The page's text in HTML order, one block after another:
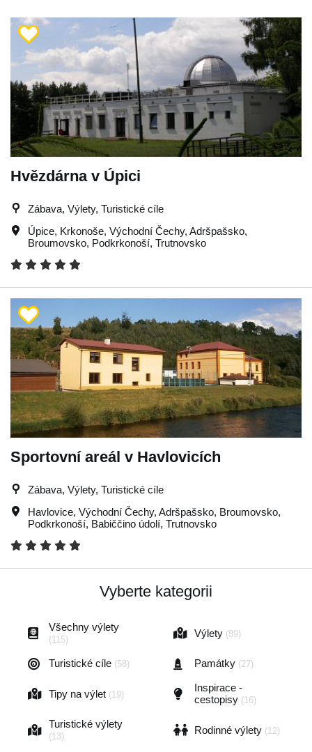
Vyberte kategorii
Všechny výlety
(115)
Výlety (89)
Turistické cíle (58) Památky (27)
Tipy na výlet (19)
Inspirace -
cestopisy (16)
Turistické výlety
(13)
Rodinné výlety (12)
Hvězdárna v Úpici
Zábava, Výlety, Turistické cíle
Úpice, Krkonoše, Východní Čechy, Adršpašsko,
Broumovsko, Podkrkonoší, Trutnovsko
Sportovní areál v Havlovicích
Zábava, Výlety, Turistické cíle
Havlovice, Východní Čechy, Adršpašsko, Broumovsko,
Podkrkonoší, Babiččino údolí, Trutnovsko